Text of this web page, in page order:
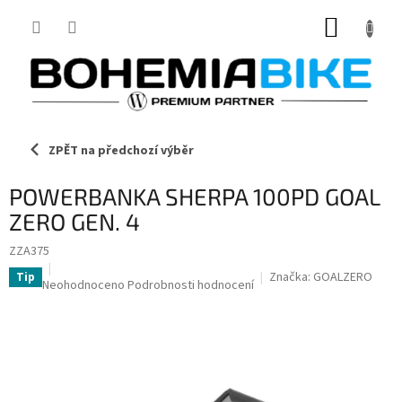
ZPĚT na předchozí výběr
POWERBANKA SHERPA 100PD GOAL
ZERO GEN. 4
ZZA375
Tip Průměrné
Neohodnoceno Podrobnosti hodnocení Značka: GOALZERO